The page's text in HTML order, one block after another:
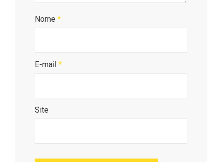
Nome *
E-mail *
Site